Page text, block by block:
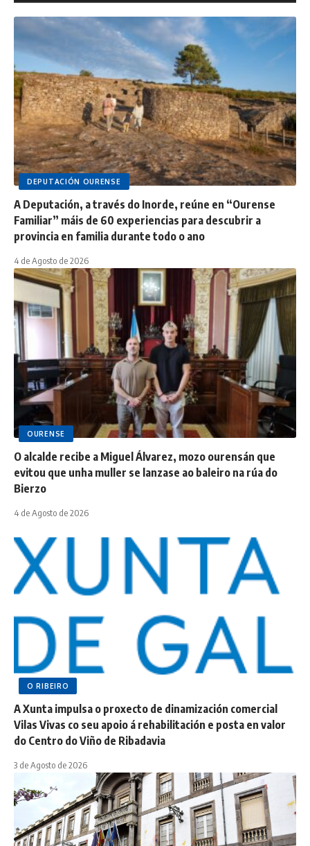
DEPUTACIÓN OURENSE
A Deputación, a través do Inorde, reúne en “Ourense
Familiar” máis de 60 experiencias para descubrir a
provincia en familia durante todo o ano
4 de Agosto de 2026
OURENSE
O alcalde recibe a Miguel Álvarez, mozo ourensán que
evitou que unha muller se lanzase ao baleiro na rúa do
Bierzo
4 de Agosto de 2026
O RIBEIRO
A Xunta impulsa o proxecto de dinamización comercial
Vilas Vivas co seu apoio á rehabilitación e posta en valor
do Centro do Viño de Ribadavia
3 de Agosto de 2026